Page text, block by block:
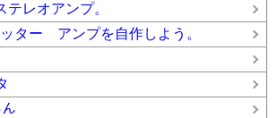
レオアンプ。
ター アンプを自作しよう。